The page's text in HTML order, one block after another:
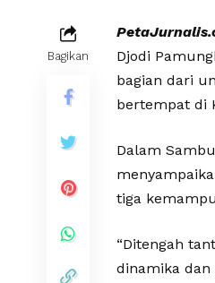
Bagikan
Djodi
bagian dari
bertempat di
Dalam
tiga
“Ditengah
dinamika dan